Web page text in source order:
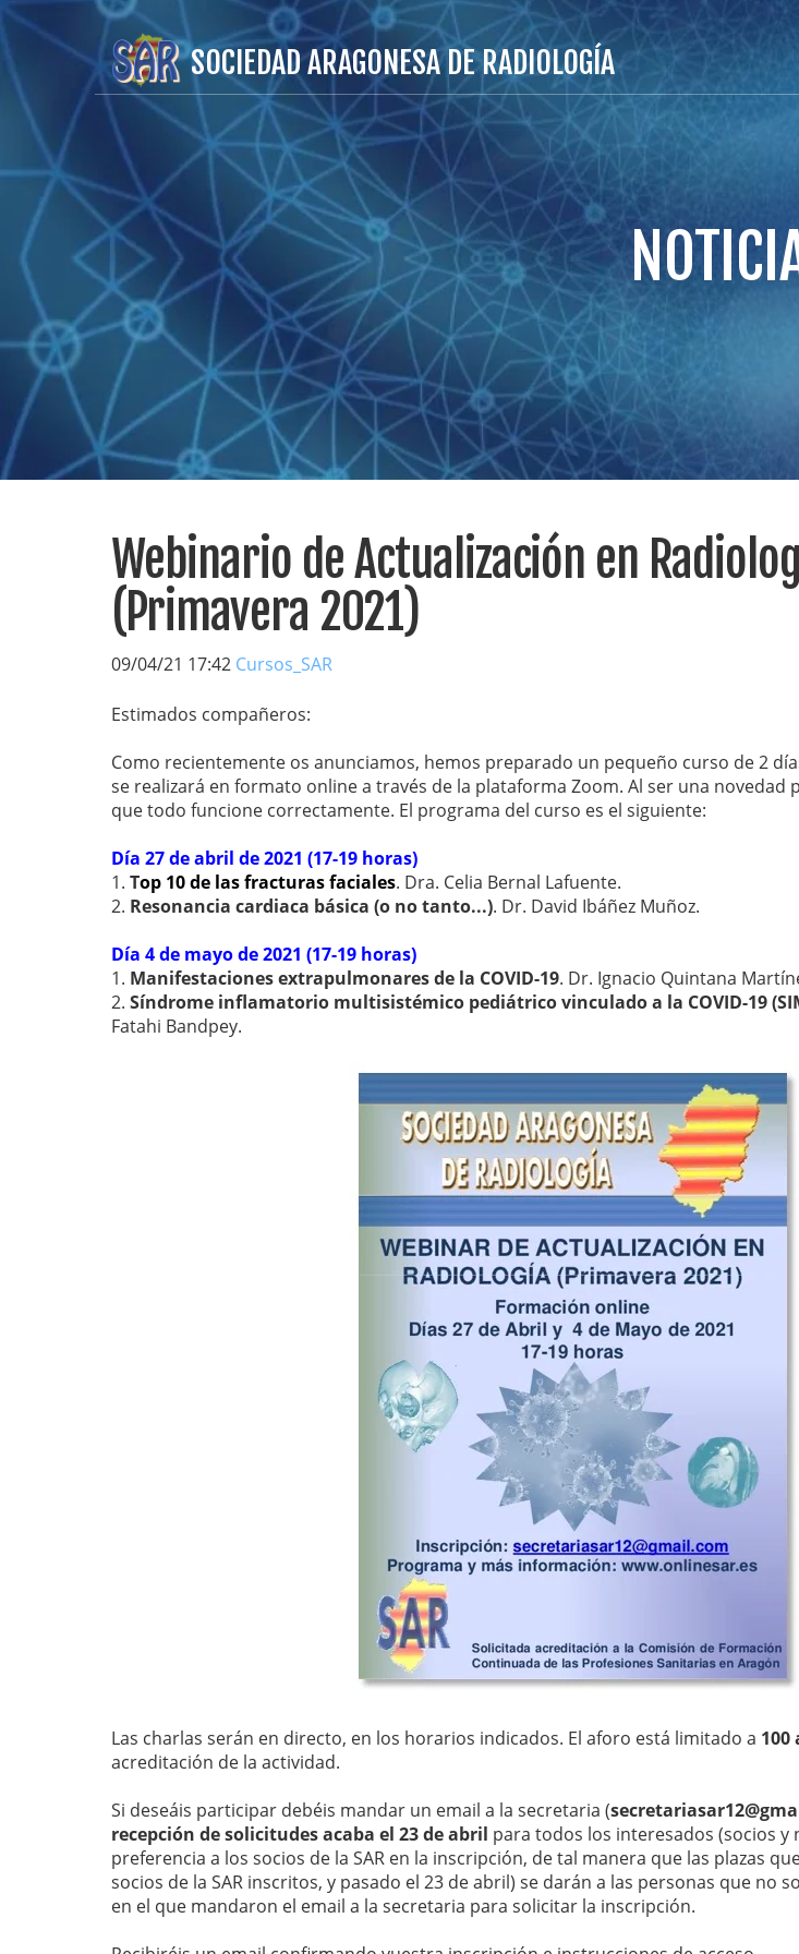
SOCIEDAD ARAGONESA DE RADIOLOGÍA
Webinario de Actualización en
(Primavera 2021)
09/04/21 17:42 Cursos_SAR
Estimados compañeros:
Como recientemente os anunciamos, hemos preparado un pequeño curso de 2
se realizará en formato online a través de la plataforma Zoom. Al ser una novedad
que todo funcione correctamente. El programa del curso es el siguiente:
Día 27 de abril de 2021 (17-19 horas)
1. Top 10 de las fracturas faciales. Dra. Celia Bernal Lafuente.
2. Resonancia cardiaca básica (o no tanto...). Dr. David Ibáñez Muñoz.
Día 4 de mayo de 2021 (17-19 horas)
1. Manifestaciones extrapulmonares de la COVID-19. Dr. Ignacio Quintana
2. Síndrome inflamatorio multisistémico pediátrico vinculado a la COVID-19
Fatahi Bandpey.
Las charlas serán en directo, en los horarios indicados. El aforo está limitado a 100
acreditación de la actividad.
Si deseáis participar debéis mandar un email a la secretaria (
recepción de solicitudes acaba el 23 de abril para todos los interesados (socios y
preferencia a los socios de la SAR en la inscripción, de tal manera que las plazas
socios de la SAR inscritos, y pasado el 23 de abril) se darán a las personas que no
en el que mandaron el email a la secretaria para solicitar la inscripción.